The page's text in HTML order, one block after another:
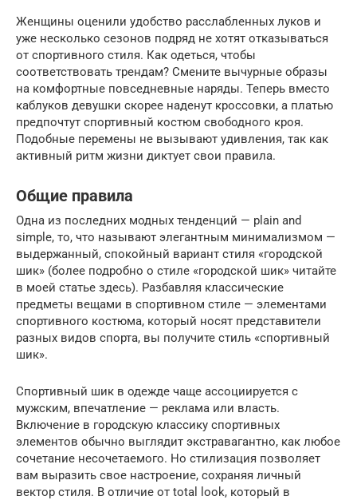
Женщины оценили удобство расслабленных луков и
уже несколько сезонов подряд не хотят отказываться
от спортивного стиля. Как одеться, чтобы
соответствовать трендам? Смените вычурные образы
на комфортные повседневные наряды. Теперь вместо
каблуков девушки скорее наденут кроссовки, а платью
предпочтут спортивный костюм свободного кроя.
Подобные перемены не вызывают удивления, так как
активный ритм жизни диктует свои правила.
Общие правила
Одна из последних модных тенденций — plain and
simple, то, что называют элегантным минимализмом —
выдержанный, спокойный вариант стиля «городской
шик» (более подробно о стиле «городской шик» читайте
в моей статье здесь). Разбавляя классические
предметы вещами в спортивном стиле — элементами
спортивного костюма, который носят представители
разных видов спорта, вы получите стиль «спортивный
шик».
Спортивный шик в одежде чаще ассоциируется с
мужским, впечатление — реклама или власть.
Включение в городскую классику спортивных
элементов обычно выглядит экстравагантно, как любое
сочетание несочетаемого. Но стилизация позволяет
вам выразить свое настроение, сохраняя личный
вектор стиля. В отличие от total look, который в